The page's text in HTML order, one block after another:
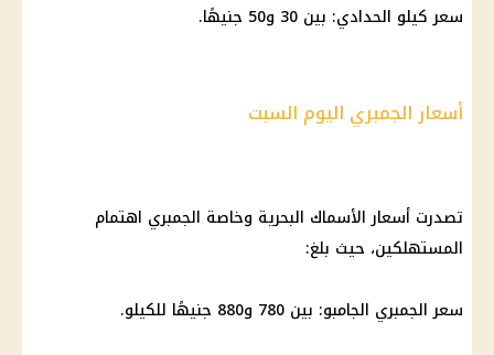
سعر كيلو الحدادي: بين 30 و50 جنيهًا.
أسعار الجمبري اليوم السبت
تصدرت أسعار الأسماك البحرية وخاصة الجمبري اهتمام
المستهلكين، حيث بلغ:
سعر الجمبري الجامبو: بين 780 و880 جنيهًا للكيلو.